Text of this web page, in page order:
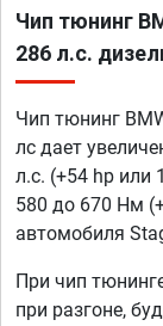
Чип тюнинг
286 л.с.
Чип тюнинг
лс дает
л.с. (+54 hp или
580 до 670 Нм
автомобиля
При чип
при разгоне,